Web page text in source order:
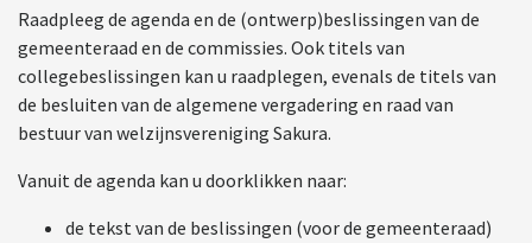
Raadpleeg de agenda en de (ontwerp)beslissingen van de
gemeenteraad en de commissies. Ook titels van
collegebeslissingen kan u raadplegen, evenals de titels van
de besluiten van de algemene vergadering en raad van
bestuur van welzijnsvereniging Sakura.
Vanuit de agenda kan u doorklikken naar:
de tekst van de beslissingen (voor de gemeenteraad)